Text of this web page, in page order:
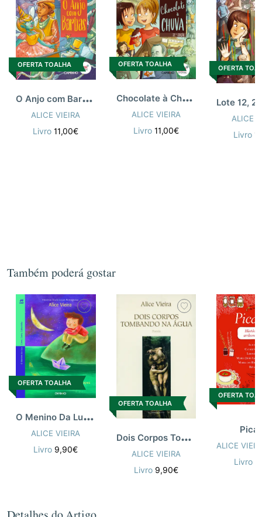
OFERTA TOALHA
O
Anjo com Barbas
ALICE VIEIRA
Livro11,00€
OFERTA TOALHA
C
hocolate à Chuva [n.e.]
ALICE VIEIRA
Livro 11,00€
OFERTA
ALICE
Livro
Também poderá gostar
OFERTA TOALHA
O
Menino Da Lua/Corre,Corre,Cab.
ALICE VIEIRA
Livro 9,90€
OFERTA TOALHA
D
ois Corpos Tombando Na Água
ALICE VIEIRA
Livro 9,90€
OFERTA
ALICE
Livro